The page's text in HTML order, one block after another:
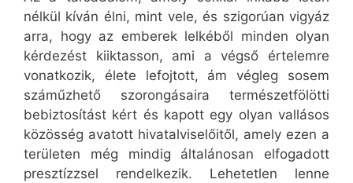
nélkül kíván élni, mint vele, és szigorúan vigyáz
arra, hogy az emberek lelkéből minden olyan
kérdezést kiiktasson, ami a végső értelemre
vonatkozik, élete lefojtott, ám végleg sosem
száműzhető szorongásaira természetfölötti
bebiztosítást kért és kapott egy olyan vallásos
közösség avatott hivatalviselőitől, amely ezen a
területen még mindig általánosan elfogadott
presztízzsel rendelkezik. Lehetetlen lenne